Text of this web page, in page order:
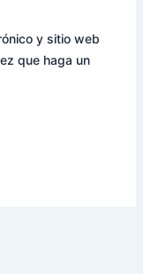
y sitio web
que haga un